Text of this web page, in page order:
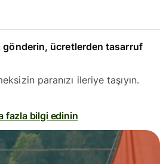
gönderin, ücretlerden tasarruf
paranızı ileriye taşıyın.
fazla bilgi edinin